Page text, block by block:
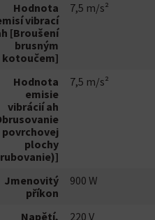
Hodnota
vibrací
[Broušení
brusným
kotoučem]
7,5 m/s²
Hodnota
emisie
vibrácií ah
povrchovej
plochy
7,5 m/s²
Jmenovitý
příkon
900 W
Napětí,
220 V